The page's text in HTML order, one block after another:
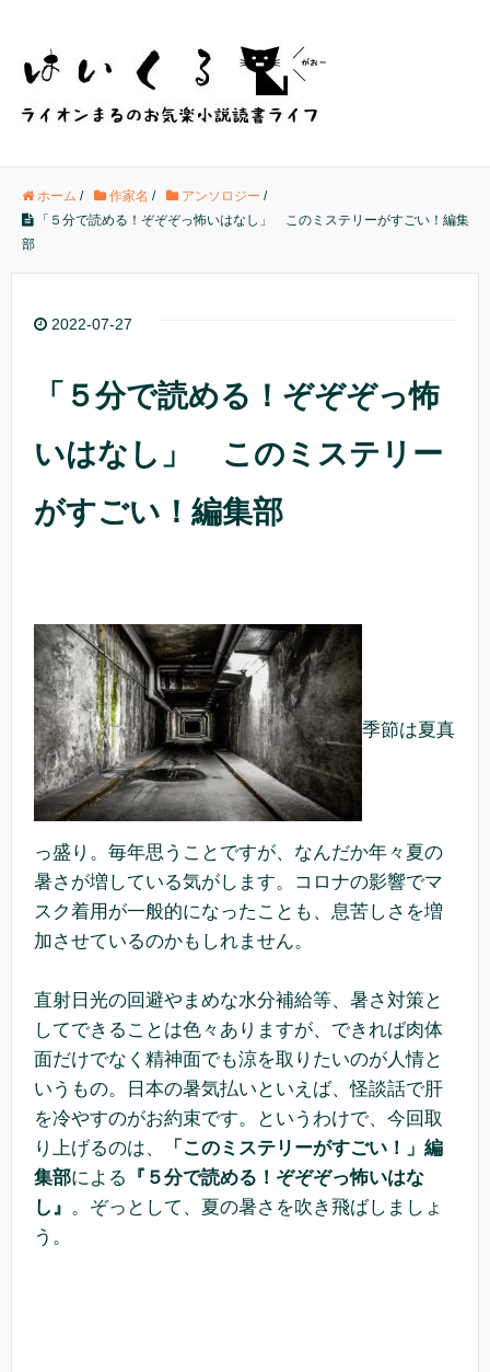
ホーム / 作家名 / アンソロジー /
「５分で読める！ぞぞぞっ怖いはなし」 このミステリーがすごい！編集
部
2022-07-27
「５分で読める！ぞぞぞっ怖
いはなし」 このミステリー
がすごい！編集部
季節は夏真
っ盛り。毎年思うことですが、なんだか年々夏の
暑さが増している気がします。コロナの影響でマ
スク着用が一般的になったことも、息苦しさを増
加させているのかもしれません。
直射日光の回避やまめな水分補給等、暑さ対策と
してできることは色々ありますが、できれば肉体
面だけでなく精神面でも涼を取りたいのが人情と
いうもの。日本の暑気払いといえば、怪談話で肝
を冷やすのがお約束です。というわけで、今回取
り上げるのは、
「このミステリーがすごい！」編
集部による
『５分で読める！ぞぞぞっ怖いはな
し』 。ぞっとして、夏の暑さを吹き飛ばしましょ
う。